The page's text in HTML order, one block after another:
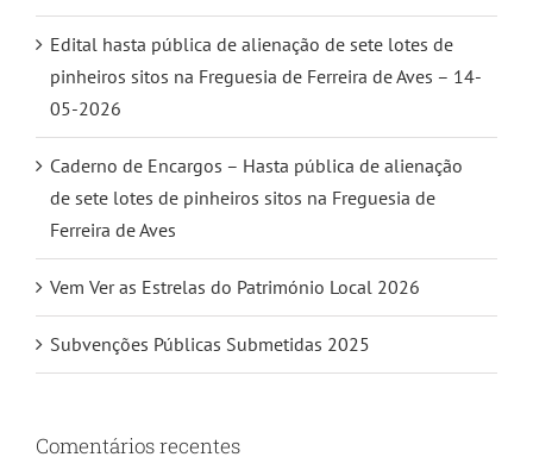
Edital hasta pública de alienação de sete lotes de
pinheiros sitos na Freguesia de Ferreira de Aves – 14-
05-2026
Caderno de Encargos – Hasta pública de alienação
de sete lotes de pinheiros sitos na Freguesia de
Ferreira de Aves
Vem Ver as Estrelas do Património Local 2026
Subvenções Públicas Submetidas 2025
Comentários recentes